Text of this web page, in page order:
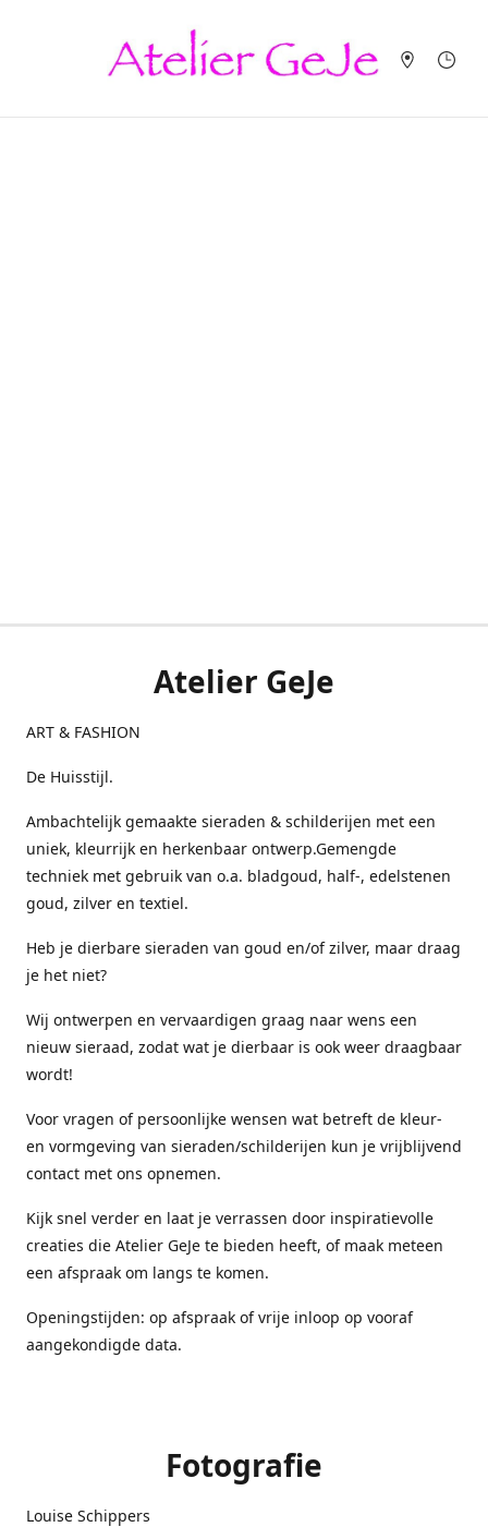
Atelier GeJe
ART & FASHION
De Huisstijl.
Ambachtelijk gemaakte sieraden & schilderijen met een
uniek, kleurrijk en herkenbaar ontwerp.Gemengde
techniek met gebruik van o.a. bladgoud, half-, edelstenen
goud, zilver en textiel.
Heb je dierbare sieraden van goud en/of zilver, maar draag
je het niet?
Wij ontwerpen en vervaardigen graag naar wens een
nieuw sieraad, zodat wat je dierbaar is ook weer draagbaar
wordt!
Voor vragen of persoonlijke wensen wat betreft de kleur-
en vormgeving van sieraden/schilderijen kun je vrijblijvend
contact met ons opnemen.
Kijk snel verder en laat je verrassen door inspiratievolle
creaties die Atelier GeJe te bieden heeft, of maak meteen
een afspraak om langs te komen.
Openingstijden: op afspraak of vrije inloop op vooraf
aangekondigde data.
Fotografie
Louise Schippers